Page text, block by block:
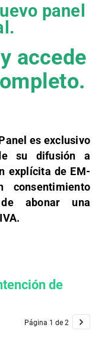
panel
accede
es exclusivo
su difusión a
explícita de EM-
consentimiento
abonar una